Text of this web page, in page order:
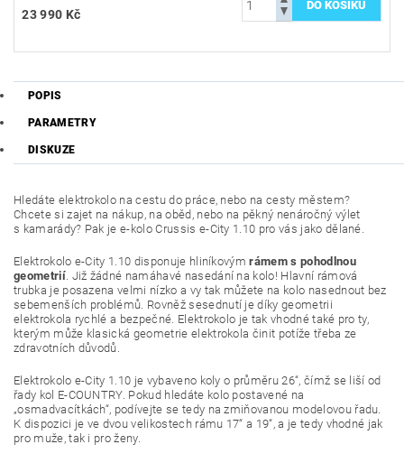
23 990 Kč
POPIS
PARAMETRY
DISKUZE
Hledáte elektrokolo na cestu do práce, nebo na cesty městem?
Chcete si zajet na nákup, na oběd, nebo na pěkný nenáročný výlet
s kamarády? Pak je e-kolo Crussis e-City 1.10 pro vás jako dělané.
Elektrokolo e-City 1.10 disponuje hliníkovýmrámem s pohodlnou
geometrií. Již žádné namáhavé nasedání na kolo! Hlavní rámová
trubka je posazena velmi nízko a vy tak můžete na kolo nasednout bez
sebemenších problémů. Rovněž sesednutí je díky geometrii
elektrokola rychlé a bezpečné. Elektrokolo je tak vhodné také pro ty,
kterým může klasická geometrie elektrokola činit potíže třeba ze
zdravotních důvodů.
Elektrokolo e-City 1.10 je vybaveno koly o průměru 26“, čímž se liší od
řady kol E-COUNTRY. Pokud hledáte kolo postavené na
„osmadvacítkách“, podívejte se tedy na zmiňovanou modelovou řadu.
K dispozici je ve dvou velikostech rámu 17“ a 19“, a je tedy vhodné jak
pro muže, tak i pro ženy.